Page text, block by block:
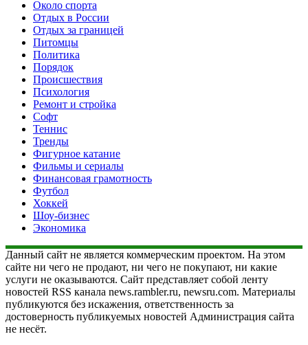
Около спорта
Отдых в России
Отдых за границей
Питомцы
Политика
Порядок
Происшествия
Психология
Ремонт и стройка
Софт
Теннис
Тренды
Фигурное катание
Фильмы и сериалы
Финансовая грамотность
Футбол
Хоккей
Шоу-бизнес
Экономика
Данный сайт не является коммерческим проектом. На этом
сайте ни чего не продают, ни чего не покупают, ни какие
услуги не оказываются. Сайт представляет собой ленту
новостей RSS канала news.rambler.ru, newsru.com. Материалы
публикуются без искажения, ответственность за
достоверность публикуемых новостей Администрация сайта
не несёт.